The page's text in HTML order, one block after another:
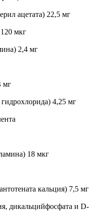
ацетата) 22,5 мг
мкг
2,4 мг
мг
4,25 мг
18 мкг
кальция) 7,5 мг
дикальцийфосфата и D-